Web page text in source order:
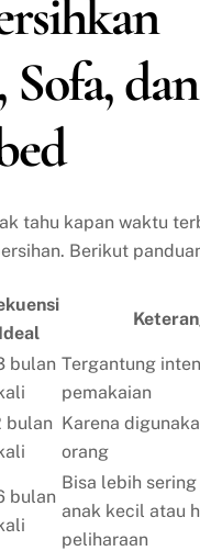
dan
tahu kapan waktu
Berikut
Ideal
bulan Tergantung
pemakaian
bulan Karena
orang
bulan
Bisa lebih
anak kecil atau
peliharaan